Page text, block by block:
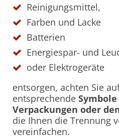
Reinigungsmittel,
Farben und Lacke
Batterien
Energiespar- und
oder Elektrogeräte
entsorgen, achten Sie
entsprechende
Verpackungen oder
die Ihnen die Trennung
vereinfachen.